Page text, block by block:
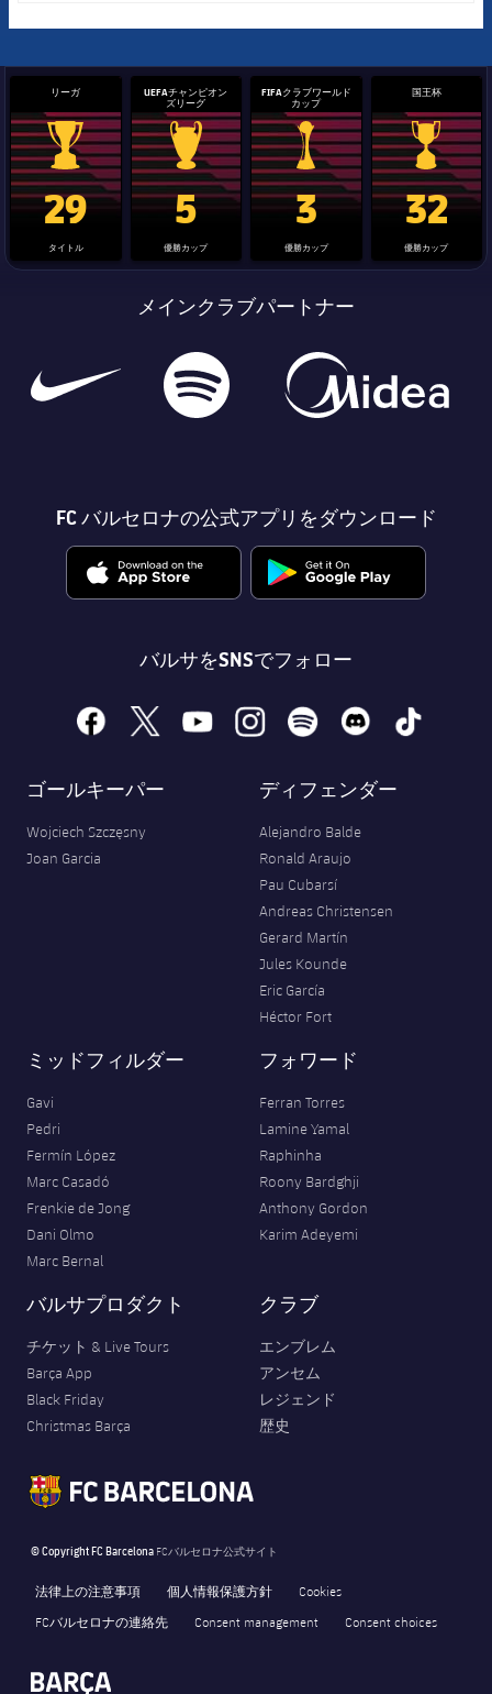
リーガ
La Liga trophy
29
タイトル
UEFAチャンピオン
ズリーグ
Champions League trophy
5
優勝カップ
FIFAクラブワールド
カップ
label.aria.clubworldcup
3
優勝カップ
国王杯
国王杯
32
優勝カップ
メインクラブパートナー
FC バルセロナの公式アプリをダウンロード
バルサをSNSでフォロー
facebook
x youtubeinstagramspotify discord tiktok
ゴールキーパー
Wojciech Szczęsny
Joan Garcia
ディフェンダー
Alejandro Balde
Ronald Araujo
Pau Cubarsí
Andreas Christensen
Gerard Martín
Jules Kounde
Eric García
Héctor Fort
ミッドフィルダー
Gavi
Pedri
Fermín López
Marc Casadó
Frenkie de Jong
Dani Olmo
Marc Bernal
フォワード
Ferran Torres
Lamine Yamal
Raphinha
Roony Bardghji
Anthony Gordon
Karim Adeyemi
バルサプロダクト
チケット & Live Tours
Barça App
Black Friday
Christmas Barça
クラブ
エンブレム
アンセム
レジェンド
歴史
© Copyright FC Barcelona FCバルセロナ公式サイト
法律上の注意事項 個人情報保護方針
Cookies
FCバルセロナの連絡先
Consent management Consent choices